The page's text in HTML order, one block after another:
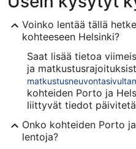
Voinko lentää tällä
kohteeseen Helsinki?
Saat lisää tietoa
ja
kohteiden Porto ja
liittyvät tiedot
Onko kohteiden Porto
lentoja?